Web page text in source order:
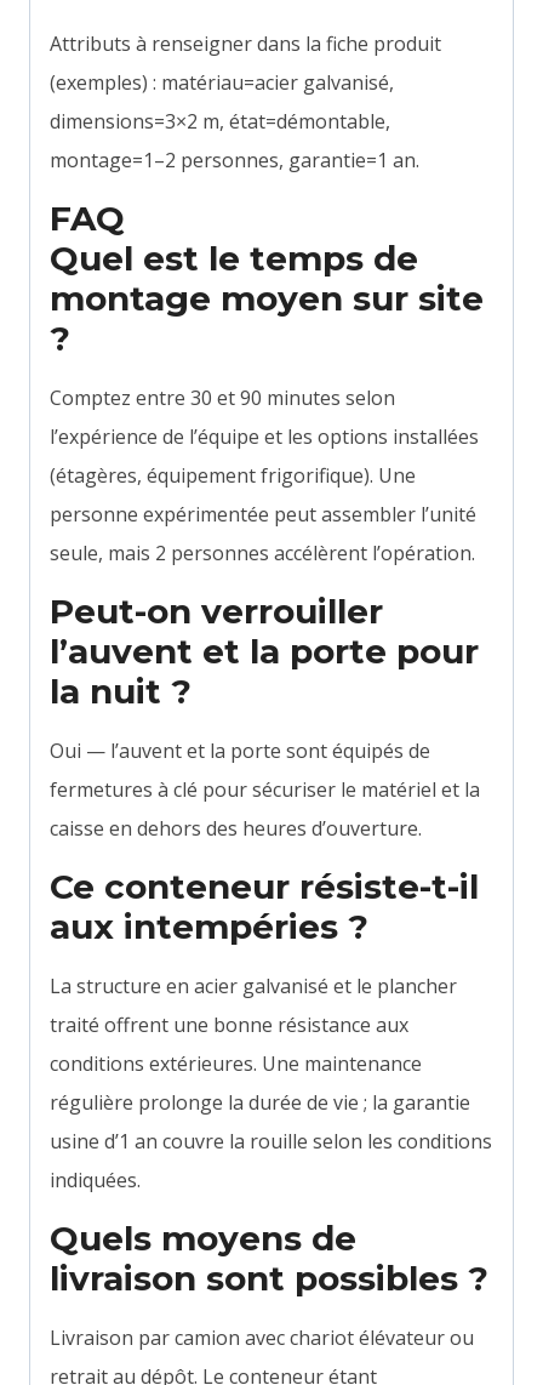
Attributs à renseigner dans la fiche produit
(exemples) : matériau=acier galvanisé,
dimensions=3×2 m, état=démontable,
montage=1–2 personnes, garantie=1 an.
FAQ
Quel est le temps de
montage moyen sur site
?
Comptez entre 30 et 90 minutes selon
l’expérience de l’équipe et les options installées
(étagères, équipement frigorifique). Une
personne expérimentée peut assembler l’unité
seule, mais 2 personnes accélèrent l’opération.
Peut-on verrouiller
l’auvent et la porte pour
la nuit ?
Oui — l’auvent et la porte sont équipés de
fermetures à clé pour sécuriser le matériel et la
caisse en dehors des heures d’ouverture.
Ce conteneur résiste-t-il
aux intempéries ?
La structure en acier galvanisé et le plancher
traité offrent une bonne résistance aux
conditions extérieures. Une maintenance
régulière prolonge la durée de vie ; la garantie
usine d’1 an couvre la rouille selon les conditions
indiquées.
Quels moyens de
livraison sont possibles ?
Livraison par camion avec chariot élévateur ou
retrait au dépôt. Le conteneur étant